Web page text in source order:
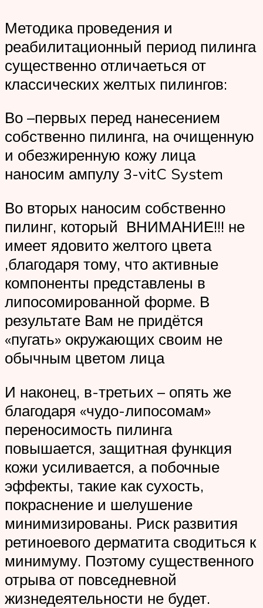
Методика проведения и
реабилитационный период пилинга
существенно отличаеться от
классических желтых пилингов:
Во –первых перед нанесением
собственно пилинга, на очищенную
и обезжиренную кожу лица
наносим ампулу 3-vitC System
Во вторых наносим собственно
пилинг, который ВНИМАНИЕ!!! не
имеет ядовито желтого цвета
,благодаря тому, что активные
компоненты представлены в
липосомированной форме. В
результате Вам не придётся
«пугать» окружающих своим не
обычным цветом лица
И наконец, в-третьих – опять же
благодаря «чудо-липосомам»
переносимость пилинга
повышается, защитная функция
кожи усиливается, а побочные
эффекты, такие как сухость,
покраснение и шелушение
минимизированы. Риск развития
ретиноевого дерматита сводиться к
минимуму. Поэтому существенного
отрыва от повседневной
жизнедеятельности не будет.